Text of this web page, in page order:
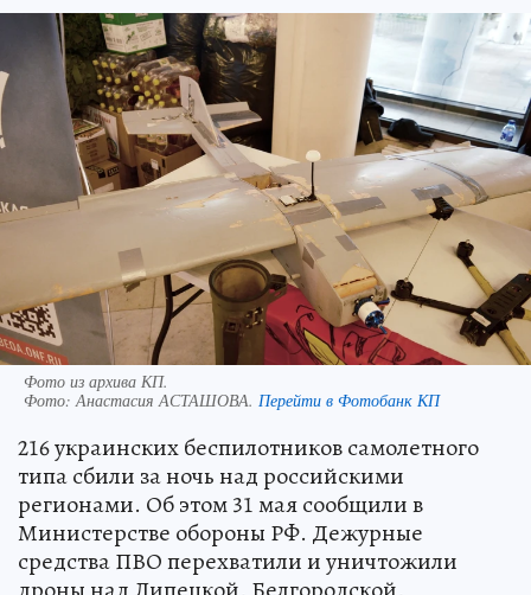
Фото из архива КП.
Фото:Анастасия АСТАШОВА. Перейти в Фотобанк КП
216 украинских беспилотников самолетного
типа сбили за ночь над российскими
регионами. Об этом 31 мая сообщили в
Министерстве обороны РФ. Дежурные
средства ПВО перехватили и уничтожили